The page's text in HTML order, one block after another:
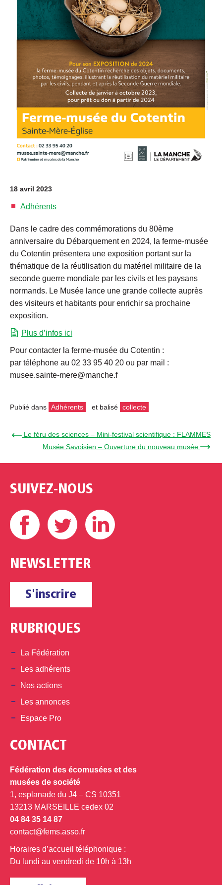
18 avril 2023
Adhérents
Dans le cadre des commémorations du 80ème
anniversaire du Débarquement en 2024, la ferme-musée
du Cotentin présentera une exposition portant sur la
thématique de la réutilisation du matériel militaire de la
seconde guerre mondiale par les civils et les paysans
normands. Le Musée lance une grande collecte auprès
des visiteurs et habitants pour enrichir sa prochaine
exposition.
Plus d’infos ici
Pour contacter la ferme-musée du Cotentin :
par téléphone au 02 33 95 40 20 ou par mail :
musee.sainte-mere@manche.f
Publié dans Adhérents et balisé collecte
← Le féru des sciences – Mini-festival scientifique : FLAMMES
Musée Savoisien – Ouverture du nouveau musée →
SUIVEZ-NOUS
Facebook Twitter
NEWSLETTER
S'inscrire
RUBRIQUES
La Fédération
Les adhérents
Nos actions
Les annonces
Espace Pro
CONTACT
Fédération des écomusées et des
musées de société
1, esplanade du J4 – CS 10351
13213 MARSEILLE cedex 02
04 84 35 14 87
contact@fems.asso.fr
Horaires d’accueil téléphonique :
Du lundi au vendredi de 10h à 13h